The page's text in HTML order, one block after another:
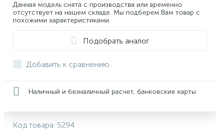
Данная модель снята с производства или временно
отсутствует на нашем складе. Мы подберем Вам товар с
похожими характеристиками.
Подобрать аналог
Добавить к сравнению
Наличный и безналичный расчет, банковские карты
Код товара: 5294